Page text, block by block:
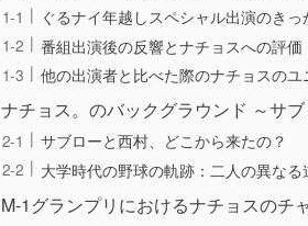
ぐるナイ年越しスペシャル出演のき
番組出演後の反響とナチョスへの評価
他の出演者と比べた際のナチョスのユ
ナチョス。のバックグラウンド ～サ
サブローと西村、どこから来たの？
大学時代の野球の軌跡：二人の異なる
M-1グランプリにおけるナチョスのチ